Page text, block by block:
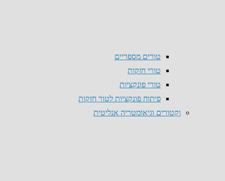
טורים מספריים
טורי חזקות
טורי פונקציות
פיתוח פונקציות לטור חזקות
וקטורים וגיאומטריה אנליטית